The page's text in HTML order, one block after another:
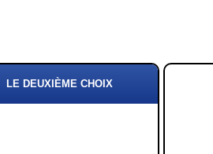
LE DEUXIÈME CHOIX